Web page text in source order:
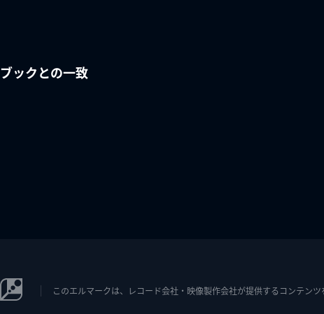
ブックとの一致
このエルマークは、レコード会社・映像製作会社が提供するコンテン